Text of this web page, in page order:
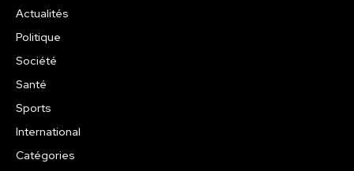
Actualités
Politique
Société
Santé
Sports
International
Catégories